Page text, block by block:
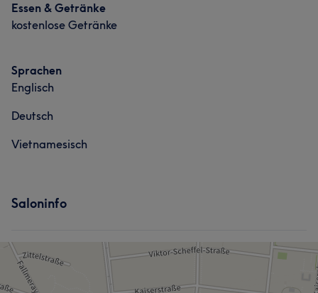
Essen & Getränke
kostenlose Getränke
Sprachen
Englisch
Deutsch
Vietnamesisch
Saloninfo